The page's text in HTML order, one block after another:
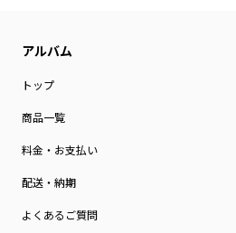
トップ
商品一覧
料金・お支払い
配送・納期
よくあるご質問